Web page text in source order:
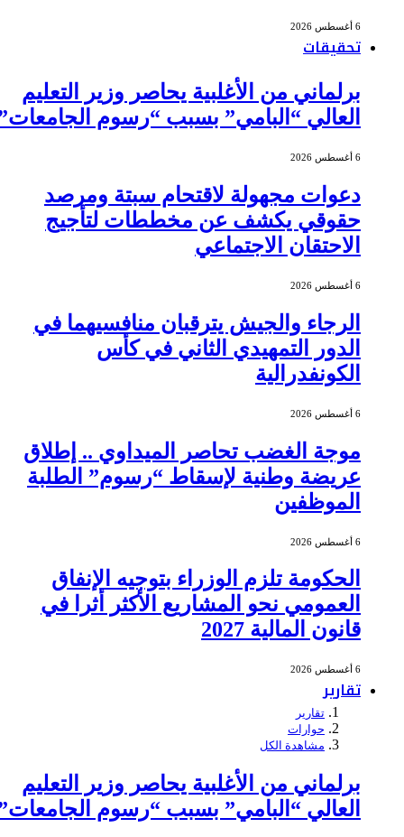
تحقيقات
برلماني من الأغلبية يحاصر وزير التعليم
العالي “البامي” بسبب “رسوم الجامعات”
دعوات مجهولة لاقتحام سبتة ومرصد
حقوقي يكشف عن مخططات لتأجيج
الاحتقان الاجتماعي
الرجاء والجيش يترقبان منافسيهما في
الدور التمهيدي الثاني في كأس
الكونفدرالية
موجة الغضب تحاصر الميداوي .. إطلاق
عريضة وطنية لإسقاط “رسوم” الطلبة
الموظفين
الحكومة تلزم الوزراء بتوجيه الإنفاق
العمومي نحو المشاريع الأكثر أثرا في
قانون المالية 2027
تقارير
تقارير
حوارات
مشاهدة الكل
برلماني من الأغلبية يحاصر وزير التعليم
العالي “البامي” بسبب “رسوم الجامعات”